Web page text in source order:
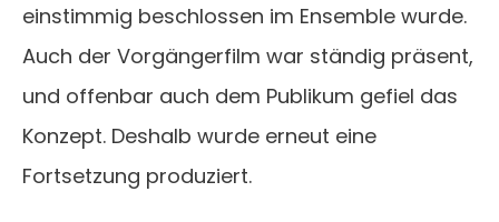
einstimmig beschlossen im Ensemble wurde.
Auch der Vorgängerfilm war ständig präsent,
und offenbar auch dem Publikum gefiel das
Konzept. Deshalb wurde erneut eine
Fortsetzung produziert.